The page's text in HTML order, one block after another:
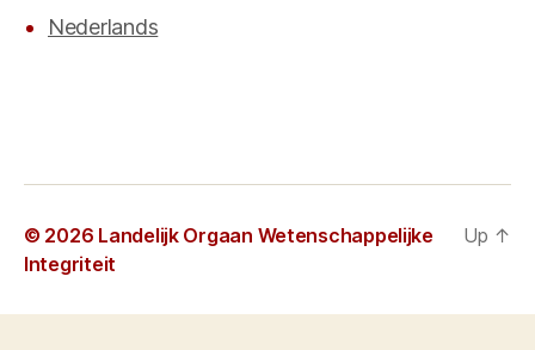
Nederlands
© 2026 Landelijk Orgaan Wetenschappelijke
Integriteit
Up ↑